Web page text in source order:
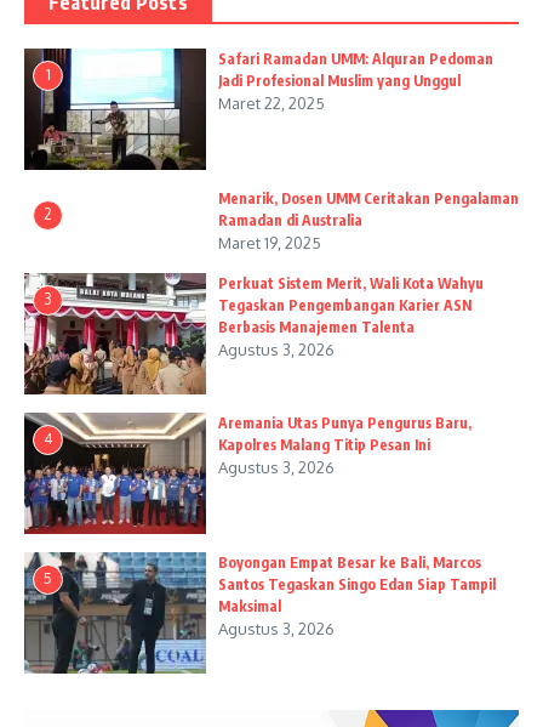
1
Safari Ramadan UMM: Alquran Pedoman
Jadi Profesional Muslim yang Unggul
Maret 22, 2025
2
Menarik, Dosen UMM Ceritakan Pengalaman
Ramadan di Australia
Maret 19, 2025
3
Perkuat Sistem Merit, Wali Kota Wahyu
Tegaskan Pengembangan Karier ASN
Berbasis Manajemen Talenta
Agustus 3, 2026
4
Aremania Utas Punya Pengurus Baru,
Kapolres Malang Titip Pesan Ini
Agustus 3, 2026
5
Boyongan Empat Besar ke Bali, Marcos
Santos Tegaskan Singo Edan Siap Tampil
Maksimal
Agustus 3, 2026